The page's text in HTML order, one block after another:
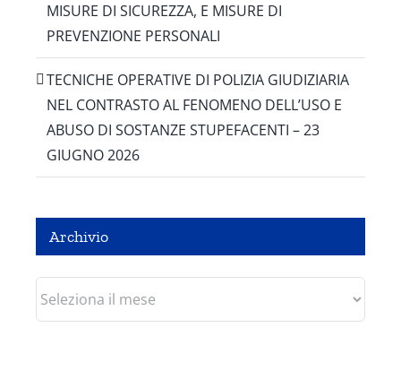
MISURE DI SICUREZZA, E MISURE DI
PREVENZIONE PERSONALI
TECNICHE OPERATIVE DI POLIZIA GIUDIZIARIA
NEL CONTRASTO AL FENOMENO DELL’USO E
ABUSO DI SOSTANZE STUPEFACENTI – 23
GIUGNO 2026
Archivio
Archivio